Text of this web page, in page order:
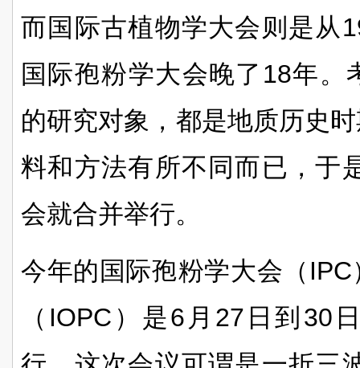
而国际古植物学大会则是从
国际孢粉学大会晚了 18年。
的研究对象，都是地质历史
料和方法有所不同而已，于
会就合并举行。
今年的国际孢粉学大会（ IPC
（ IOPC ）是6 月 27 日到 30